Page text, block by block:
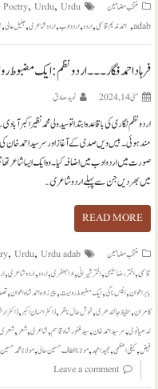
منتخب مضامين Poetry, Urdu, Urdu
adab
,احمد ندیم قاسمی,اردو,اردو ادب,اردو شاعری,جلیل عالی,
فرہاد احمد فگار ۔۔۔ اردو نظم :ایک مضبوط
مئی 14, 2024 نويد صادق
اردو نظم نگاری کی باقاعدہ ابتدا تو سید ولی محمد نظیر
مند ہوئی۔ بیس ویں صدی کے آغاز اور سرسید احمد خان
صورت میں اردو ادب میں اضافہ کیا۔ وہ ایک ایسا شاعر
میں بھر دیں جن سے پہلے اردو شاعری…
READ MORE
منتخب مضامين , Urdu, Urdu adab
قاسمی,اختر رضا سلیمی,اختر شیرانی,ادا جعفری,اردو,اردو شاعری,
بابر اعوان,انیس ناگی,ایک مضبوط روایت,پیرزادہ احمد شاہ اعوان,
کامران,حفیظ جالندھری,خوش حال ناظر,ڈاکٹر احسان اکبر,ڈاکٹر
لدھیانوی,سرسید احمد خان,سید غفور شاہ قاسم,شاعری,شعر,شعری
فیض,کیفی اعظمی,مجید امجد,مولانا الطاف حسین حالی,مولانا محمد
Leave a comment